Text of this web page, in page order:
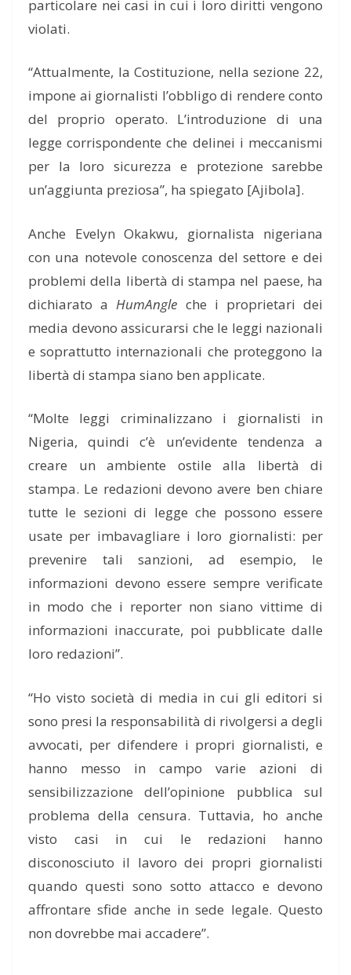
particolare nei casi in cui i loro diritti vengono
violati.
“Attualmente, la Costituzione, nella sezione 22,
impone ai giornalisti l’obbligo di rendere conto
del proprio operato. L’introduzione di una
legge corrispondente che delinei i meccanismi
per la loro sicurezza e protezione sarebbe
un’aggiunta preziosa”, ha spiegato [Ajibola].
Anche Evelyn Okakwu, giornalista nigeriana
con una notevole conoscenza del settore e dei
problemi della libertà di stampa nel paese, ha
dichiarato aHumAngle che i proprietari dei
media devono assicurarsi che le leggi nazionali
e soprattutto internazionali che proteggono la
libertà di stampa siano ben applicate.
“Molte leggi criminalizzano i giornalisti in
Nigeria, quindi c’è un’evidente tendenza a
creare un ambiente ostile alla libertà di
stampa. Le redazioni devono avere ben chiare
tutte le sezioni di legge che possono essere
usate per imbavagliare i loro giornalisti: per
prevenire tali sanzioni, ad esempio, le
informazioni devono essere sempre verificate
in modo che i reporter non siano vittime di
informazioni inaccurate, poi pubblicate dalle
loro redazioni”.
“Ho visto società di media in cui gli editori si
sono presi la responsabilità di rivolgersi a degli
avvocati, per difendere i propri giornalisti, e
hanno messo in campo varie azioni di
sensibilizzazione dell’opinione pubblica sul
problema della censura. Tuttavia, ho anche
visto casi in cui le redazioni hanno
disconosciuto il lavoro dei propri giornalisti
quando questi sono sotto attacco e devono
affrontare sfide anche in sede legale. Questo
non dovrebbe mai accadere”.